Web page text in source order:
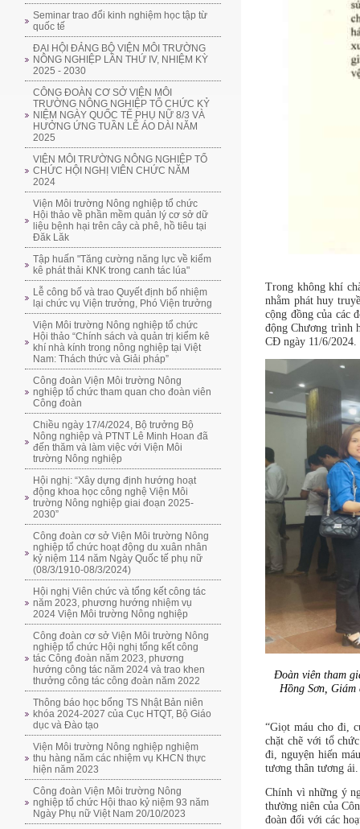
Seminar trao đổi kinh nghiệm học tập từ
quốc tế
ĐẠI HỘI ĐẢNG BỘ VIỆN MÔI TRƯỜNG
NÔNG NGHIỆP LẦN THỨ IV, NHIỆM KỲ
2025 - 2030
CÔNG ĐOÀN CƠ SỞ VIỆN MÔI
TRƯỜNG NÔNG NGHIỆP TỔ CHỨC KỶ
NIỆM NGÀY QUỐC TẾ PHỤ NỮ 8/3 VÀ
HƯỞNG ỨNG TUẦN LỄ ÁO DÀI NĂM
2025
VIỆN MÔI TRƯỜNG NÔNG NGHIỆP TỔ
CHỨC HỘI NGHỊ VIÊN CHỨC NĂM
2024
Viện Môi trường Nông nghiệp tổ chức
Hội thảo về phần mềm quản lý cơ sở dữ
liệu bệnh hại trên cây cà phê, hồ tiêu tại
Đăk Lăk
Tập huấn "Tăng cường năng lực về kiểm
kê phát thải KNK trong canh tác lúa"
Lễ công bố và trao Quyết định bổ nhiệm
lại chức vụ Viện trưởng, Phó Viện trưởng
Viện Môi trường Nông nghiệp tổ chức
Hội thảo “Chính sách và quản trị kiểm kê
khí nhà kính trong nông nghiệp tại Việt
Nam: Thách thức và Giải pháp”
Công đoàn Viện Môi trường Nông
nghiệp tổ chức tham quan cho đoàn viên
Công đoàn
Chiều ngày 17/4/2024, Bộ trưởng Bộ
Nông nghiệp và PTNT Lê Minh Hoan đã
đến thăm và làm việc với Viện Môi
trường Nông nghiệp
Hội nghị: “Xây dựng định hướng hoạt
động khoa học công nghệ Viện Môi
trường Nông nghiệp giai đoạn 2025-
2030”
Công đoàn cơ sở Viện Môi trường Nông
nghiệp tổ chức hoạt động du xuân nhân
kỷ niệm 114 năm Ngày Quốc tế phụ nữ
(08/3/1910-08/3/2024)
Hội nghị Viên chức và tổng kết công tác
năm 2023, phương hướng nhiệm vụ
2024 Viện Môi trường Nông nghiệp
Công đoàn cơ sở Viện Môi trường Nông
nghiệp tổ chức Hội nghị tổng kết công
tác Công đoàn năm 2023, phương
hướng công tác năm 2024 và trao khen
thưởng công tác công đoàn năm 2022
Thông báo học bổng TS Nhật Bản niên
khóa 2024-2027 của Cục HTQT, Bộ Giáo
dục và Đào tạo
Viện Môi trường Nông nghiệp nghiệm
thu hàng năm các nhiệm vụ KHCN thực
hiện năm 2023
Công đoàn Viện Môi trường Nông
nghiệp tổ chức Hội thao kỷ niệm 93 năm
Ngày Phụ nữ Việt Nam 20/10/2023
Trong không khí
nhằm phát huy
cộng đồng của các
động Chương trình
CĐ ngày 11/6/2024.
Đoàn viên tham
Hồng Sơn,
“Giọt máu cho đi,
chặt chẽ với tổ
đi, nguyện hiến
tương thân tương ái.
Chính vì những ý
thường niên của
đoàn đối với các